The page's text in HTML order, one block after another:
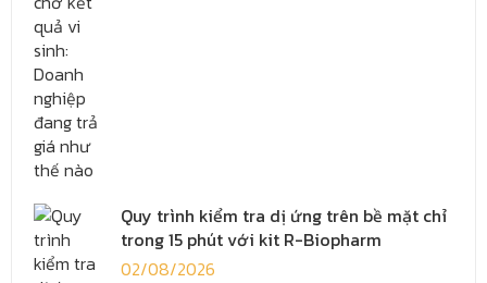
Quy trình kiểm tra dị ứng trên bề mặt chỉ
trong 15 phút với kit R-Biopharm
02/08/2026